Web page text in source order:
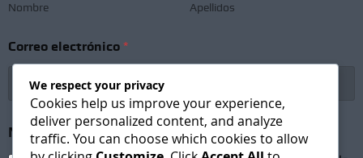
Nombre Apellidos
o
N
o
Correo electrónico *
Newsletter Subscription*
We respect your privacy
Cookies help us improve your experience,
deliver personalized content, and analyze
traffic. You can choose which cookies to allow